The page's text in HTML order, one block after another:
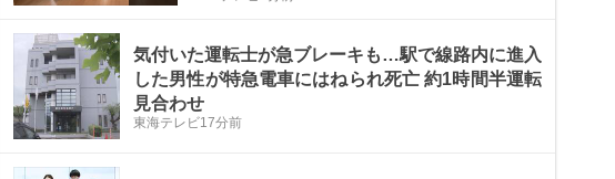
気付いた運転士が急ブレーキも…駅で線路内に進入
した男性が特急電車にはねられ死亡 約1時間半運転
見合わせ
東海テレビ17分前